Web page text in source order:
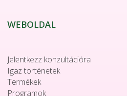
WEBOLDAL
Jelentkezz konzultációra
Igaz történetek
Termékek
Programok